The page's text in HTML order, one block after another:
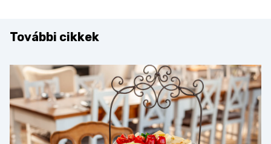
További cikkek